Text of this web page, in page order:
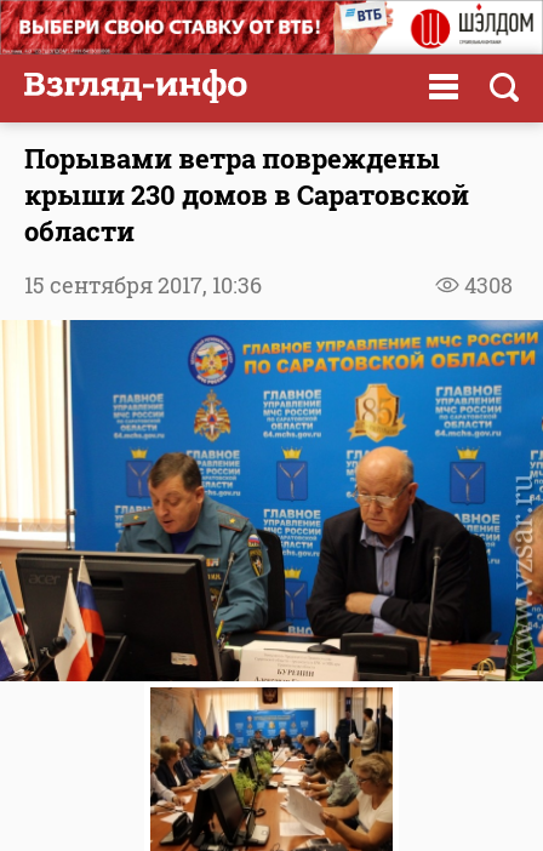
Порывами ветра повреждены
крыши 230 домов в Саратовской
области
4308
15 сентября 2017, 10:36